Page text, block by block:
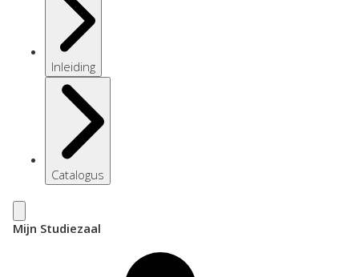
Inleiding
Catalogus
Mijn Studiezaal